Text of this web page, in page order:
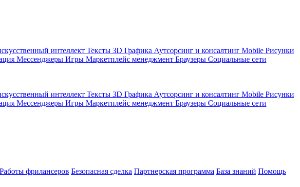
интеллект Тексты 3D Графика Аутсорсинг и консалтинг Mobile Рисунки
Мессенджеры Игры Маркетплейс менеджмент Браузеры Социальные сети
интеллект Тексты 3D Графика Аутсорсинг и консалтинг Mobile Рисунки
Мессенджеры Игры Маркетплейс менеджмент Браузеры Социальные сети
Работы фрилансеров Безопасная сделка Партнерская программа База знаний Помощь